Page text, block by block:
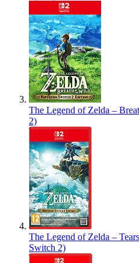
The Legend of Zelda –
2)
The Legend of Zelda –
Switch 2)